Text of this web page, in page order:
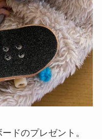
ドのプレゼント。